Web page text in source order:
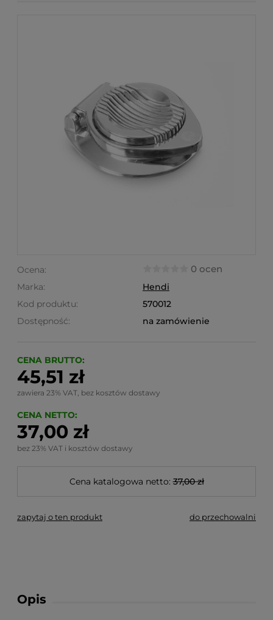
Ocena: 0 ocen
Marka:
Hendi
Kod produktu:
570012
Dostępność:
na zamówienie
CENA BRUTTO:
45,51 zł
zawiera 23% VAT, bez kosztów dostawy
CENA NETTO:
37,00 zł
bez 23% VAT i kosztów dostawy
Cena katalogowa netto: 37,00 zł
zapytaj o ten produkt do przechowalni
Opis